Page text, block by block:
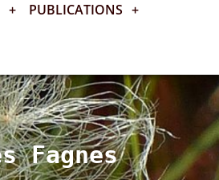
+ PUBLICATIONS +
Fagnes